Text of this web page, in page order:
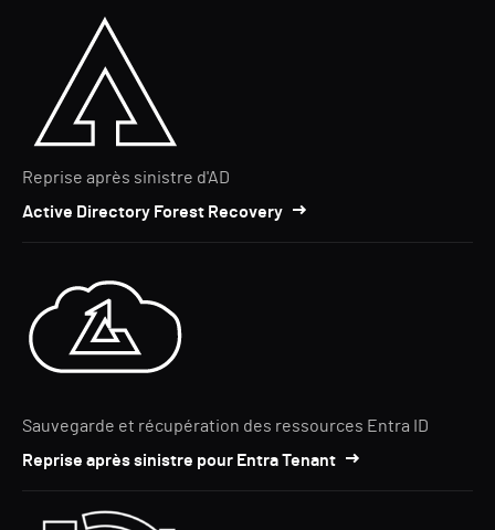
Reprise après sinistre d'AD
Active Directory Forest Recovery
Sauvegarde et récupération des ressources Entra ID
Reprise après sinistre pour Entra Tenant